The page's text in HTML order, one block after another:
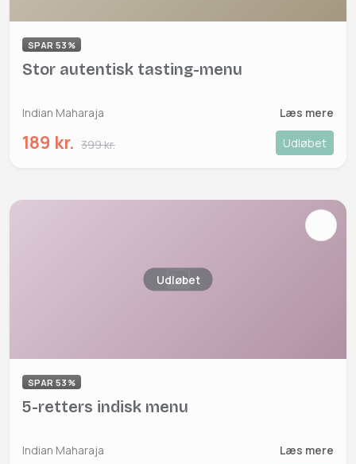
SPAR 53%
Stor autentisk tasting-menu
Indian Maharaja Læs mere
189 kr. 399 kr. Udløbet
Udløbet
SPAR 53%
5-retters indisk menu
Indian Maharaja Læs mere